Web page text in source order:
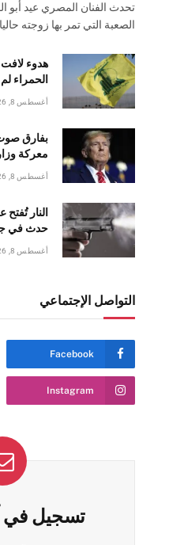
تحدث الفنان المصري عيد
الصعبة التي تمر بها زوجته
هدوء
الحمراء
أغسطس 8, 2026
بفارق
معركة
أغسطس 8, 2026
النار
حدث في
أغسطس 8, 2026
التواصل الإجتماعي
Facebook
Instagram
تسجيل في